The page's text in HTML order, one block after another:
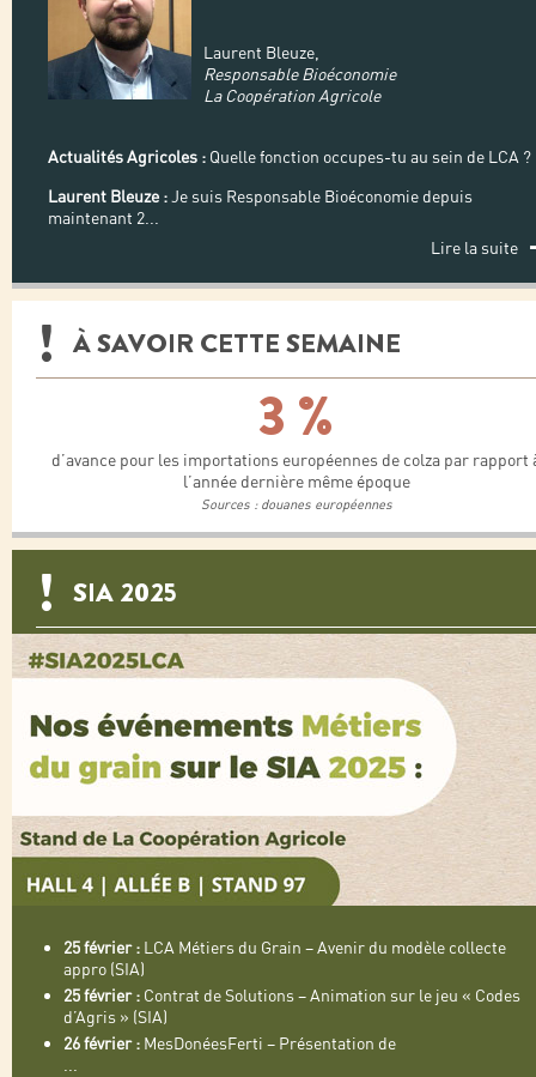
Laurent Bleuze,
Responsable Bioéconomie
La Coopération Agricole
Actualités Agricoles : Quelle fonction occupes-tu au sein de LCA ?
Laurent Bleuze :Je suis Responsable Bioéconomie depuis
maintenant 2...
Lire la suite
À SAVOIR CETTE SEMAINE
3 %
d’avance pour les importations européennes de colza par rapport
l’année dernière même époque
Sources : douanes européennes
SIA 2025
25 février : LCA Métiers du Grain – Avenir du modèle collecte
appro (SIA)
25 février : Contrat de Solutions – Animation sur le jeu « Codes
d’Agris » (SIA)
26 février : MesDonéesFerti – Présentation de
...